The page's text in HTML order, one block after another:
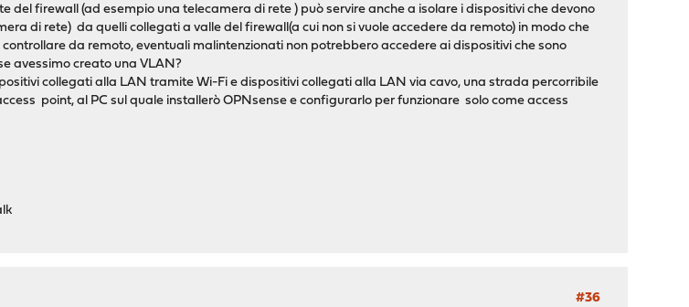
del firewall (ad esempio una telecamera di rete ) può servire anche a isolare i dispositivi che devono
di rete) da quelli collegati a valle del firewall(a cui non si vuole accedere da remoto) in modo che
da remoto, eventuali malintenzionati non potrebbero accedere ai dispositivi che sono
avessimo creato una VLAN?
collegati alla LAN tramite Wi-Fi e dispositivi collegati alla LAN via cavo, una strada percorribile
point, al PC sul quale installerò OPNsense e configurarlo per funzionare solo come access
#36